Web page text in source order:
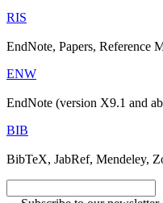
RIS
EndNote, Papers, Reference
ENW
EndNote (version X9.1 and
BIB
BibTeX, JabRef, Mendeley,